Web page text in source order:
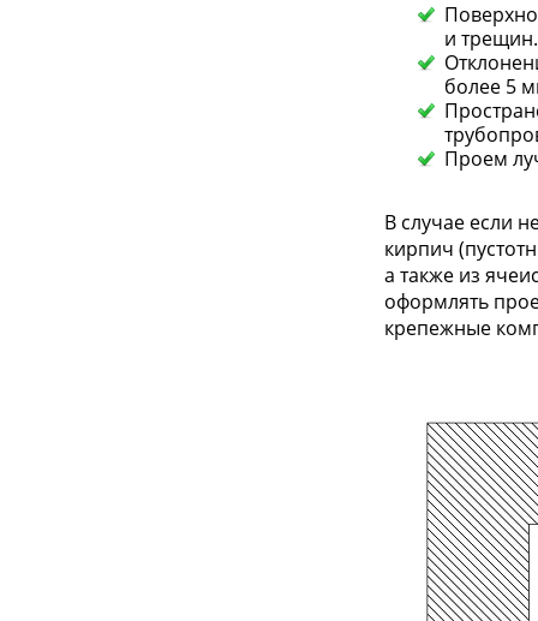
и трещин.
более 5
Проем
В случае если
кирпич
а также из
оформлять
крепежные